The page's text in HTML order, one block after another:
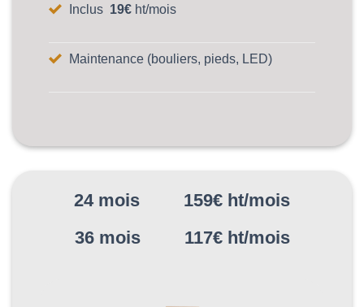
Inclus 19€ ht/mois
Maintenance (bouliers, pieds, LED)
24 mois 159€ ht/mois
36 mois 117€ ht/mois